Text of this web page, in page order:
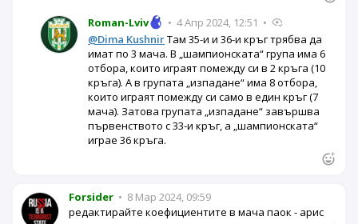
Roman-Lviv • 4 Апр 2024, 12:51 •
@Dima KushnirТам 35-и и 36-и кръг трябва да
имат по 3 мача. В „шампионската“ група има 6
отбора, които играят помежду си в 2 кръга (10
кръга). А в групата „изпадане“ има 8 отбора,
които играят помежду си само в един кръг (7
мача). Затова групата „изпадане“ завършва
първенството с 33-и кръг, а „шампионската“
играе 36 кръга.
Forsider • 8 Мар 2024, 09:59
редактирайте коефициентите в мача паок - арис